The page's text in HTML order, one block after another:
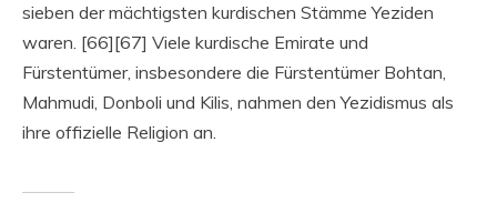
sieben der mächtigsten kurdischen Stämme Yeziden
waren. [66][67] Viele kurdische Emirate und
Fürstentümer, insbesondere die Fürstentümer Bohtan,
Mahmudi, Donboli und Kilis, nahmen den Yezidismus als
ihre offizielle Religion an.